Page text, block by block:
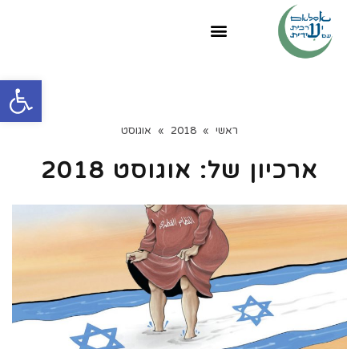
ראשי »
2018
» אוגוסט
ארכיון של: אוגוסט 2018